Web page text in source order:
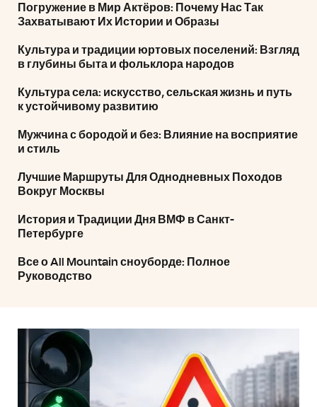
Погружение в Мир Актёров: Почему Нас Так
Захватывают Их Истории и Образы
Культура и традиции юртовых поселений: Взгляд
в глубины быта и фольклора народов
Культура села: искусство, сельская жизнь и путь
к устойчивому развитию
Мужчина с бородой и без: Влияние на восприятие
и стиль
Лучшие Маршруты Для Однодневных Походов
Вокруг Москвы
История и Традиции Дня ВМФ в Санкт-
Петербурге
Все о All Mountain сноуборде: Полное
Руководство